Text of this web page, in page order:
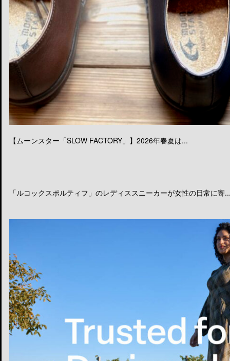
【ムーンスター「SLOW FACTORY」】2026年春夏は...
「ルコックスポルティフ」のレディススニーカーが女性の日常に寄